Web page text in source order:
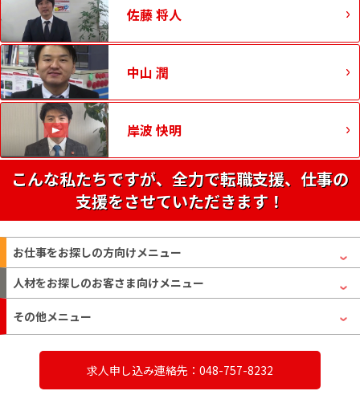
佐藤 将人
中山 潤
岸波 快明
こんな私たちですが、全力で転職支援、仕事の
支援をさせていただきます！
お仕事をお探しの方向けメニュー
人材をお探しのお客さま向けメニュー
その他メニュー
求人申し込み連絡先：048-757-8232